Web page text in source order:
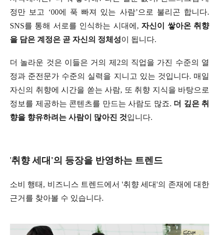
정만 보고 ‘00에 푹 빠져 있는 사람’으로 불리곤 합니다.
SNS를 통해 서로를 인식하는 시대에,자신이 쌓아온 취향
을 담은 계정은 곧 자신의 정체성이 됩니다.
더 놀라운 것은 이들은 거의 제2의 직업을 가진 수준의 열
정과 준전문가 수준의 실력을 지니고 있는 것입니다. 매일
자신의 취향에 시간을 쏟는 사람, 또 취향 지식을 바탕으로
정보를 제공하는 콘텐츠를 만드는 사람도 많죠. 더 깊은 취
향을 향유하려는 사람이 많아진 것입니다.
'취향 세대'의 등장을 반영하는 트렌드
소비 행태, 비즈니스 트렌드에서 '취향 세대'의 존재에 대한
근거를 찾아볼 수 있습니다.